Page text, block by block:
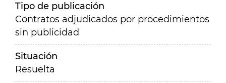
Tipo de publicación
Contratos adjudicados por procedimientos
sin publicidad
Situación
Resuelta